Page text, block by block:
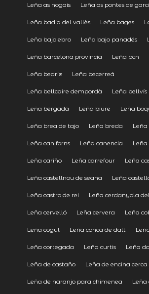
Leña as nogais Leña as pontes de
Leña badia del vallès Leña bages
Leña bajo ebro Leña bajo panadés
Leña barcelona provincia Leña bcn
Leña beariz Leña becerreá
Leña bellcaire dempordà Leña bellvís
Leña bergadá Leña biure Leña
Leña brea de tajo Leña breda
Leña can forns Leña canencia
Leña cariño Leña carrefour Leña
Leña castellnou de seana Leña
Leña castro de rei Leña cerdanyola
Leña cervelló Leña cervera Leña
Leña cogul Leña conca de dalt
Leña cortegada Leña curtis Leña
Leña de castaño Leña de encina
Leña de naranjo para chimenea Leña